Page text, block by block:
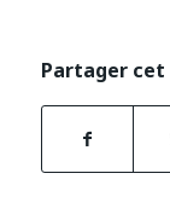
Partager